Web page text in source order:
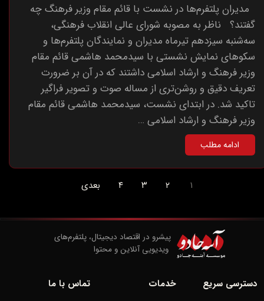
مدیران پلتفرم‌ها در نشست با قائم مقام وزیر فرهنگ چه
گفتند؟ ناظر به مصوبه شورای عالی انقلاب فرهنگی،
سه‌شنبه سیزدهم تیرماه مدیران و نمایندگان پلتفرم‌ها و
سکوهای نمایش نشستی با سیدمحمد هاشمی قائم مقام
وزیر فرهنگ و ارشاد اسلامی داشتند که در آن بر ضرورت
تعریف دقیق و روشن‌تری از مساله صوت و تصویر فراگیر
تاکید شد. در ابتدای نشست، سیدمحمد هاشمی قائم مقام
وزیر فرهنگ و ارشاد اسلامی …
ادامه مطلب
۱ ۲ ۳ ۴ بعدی
دسترسی سریع خدمات تماس با ما
پیشرو در اقتصاد دیجیتال، پلتفرم‌های
​​​​​​​ ویدیویی آنلاین و محتوا